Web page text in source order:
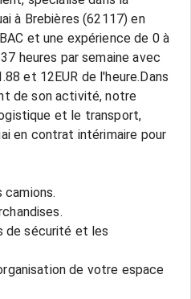
à Brebières (62117) en
et une expérience de 0 à
heures par semaine avec
et 12EUR de l'heure.Dans
de son activité, notre
et le transport,
en contrat intérimaire pour
camions.
de sécurité et les
de votre espace